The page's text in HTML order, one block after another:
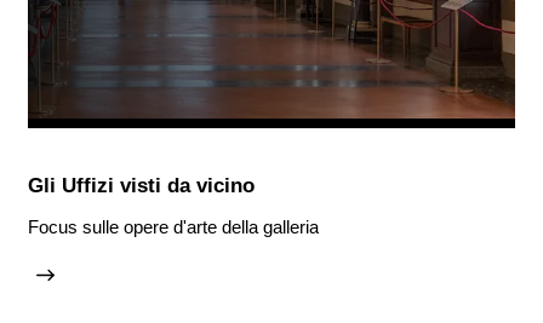
Gli Uffizi visti da vicino
Focus sulle opere d'arte della galleria